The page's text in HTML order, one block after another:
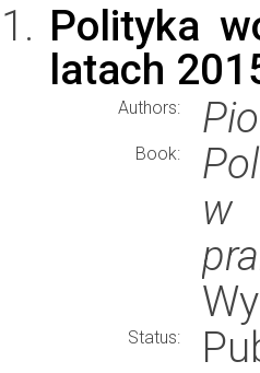
Polityka
latach
Authors:
Book:
w
Status: